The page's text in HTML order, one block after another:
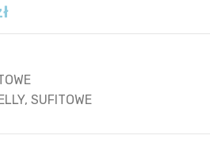
, SUFITOWE